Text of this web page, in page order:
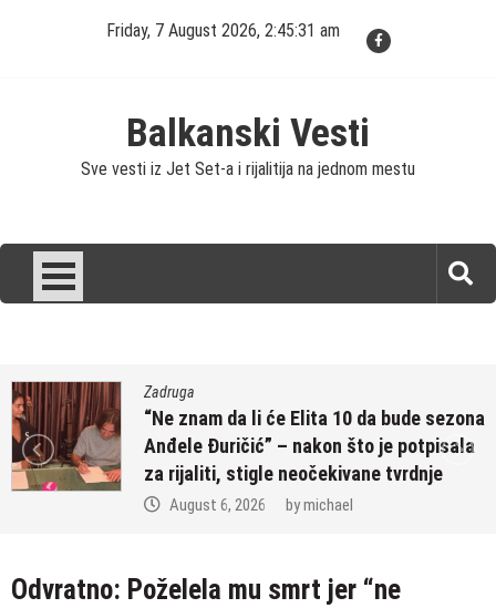
Friday, 7 August 2026, 2:45:31 am
Balkanski Vesti
Sve vesti iz Jet Set-a i rijalitija na jednom mestu
Zadruga
“Ne znam da li će Elita 10 da bude sezona
Anđele Đuričić” – nakon što je potpisala
za rijaliti, stigle neočekivane tvrdnje
August 6, 2026 bymichael
Odvratno: Poželela mu smrt jer “ne